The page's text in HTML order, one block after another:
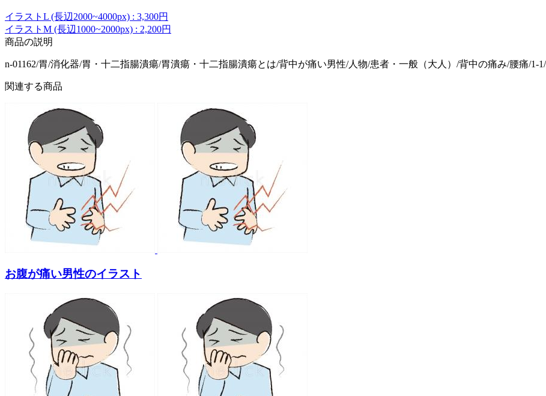
イラストL (長辺2000~4000px) : 3,300円
イラストM (長辺1000~2000px) : 2,200円
商品の説明
n-01162/胃/消化器/胃・十二指腸潰瘍/胃潰瘍・十二指腸潰瘍とは/背中が痛い男性/人物/患者・一般（大人）/背中の痛み/腰痛/1-1/
関連する商品
お腹が痛い男性のイラスト